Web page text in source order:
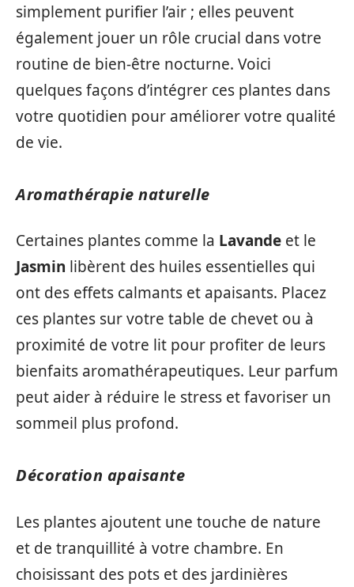
simplement purifier l’air ; elles peuvent
également jouer un rôle crucial dans votre
routine de bien-être nocturne. Voici
quelques façons d’intégrer ces plantes dans
votre quotidien pour améliorer votre qualité
de vie.
Aromathérapie naturelle
Certaines plantes comme la Lavande et le
Jasmin libèrent des huiles essentielles qui
ont des effets calmants et apaisants. Placez
ces plantes sur votre table de chevet ou à
proximité de votre lit pour profiter de leurs
bienfaits aromathérapeutiques. Leur parfum
peut aider à réduire le stress et favoriser un
sommeil plus profond.
Décoration apaisante
Les plantes ajoutent une touche de nature
et de tranquillité à votre chambre. En
choisissant des pots et des jardinières